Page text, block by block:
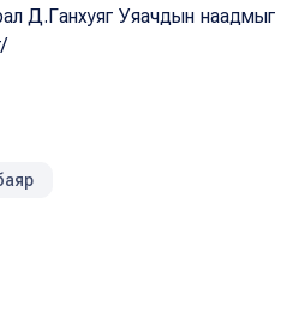
Д.Ганхуяг Уяачдын наадмыг